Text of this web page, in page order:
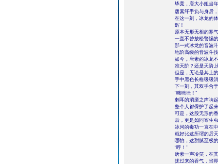
毕竟，唐大小姐当
唐素纤手负与身后
在这一刻，冰龙的
辉！
原本无形无相的寒
一直不曾放松警惕
那一式冰龙的音波
地阶高级的音波斗
如今，唐素的冰龙
准天阶？还是天阶,
但是，无论是其上
手中黑色长枪缓缓
下一刻，其双手合
“嗤嗤嗤！”
刺耳的消磨之声响
整个人都保护了起
可是，这股无形的
后，更是如同寄生
冰河的毒功一直在
就好比这所谓的后
哪怕，这甜腻至极
“哼！”
唐素一声冷笑，在
拢过来的香气，当